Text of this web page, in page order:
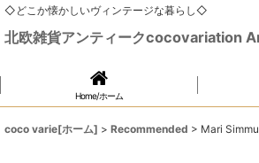
◇どこか懐かしいヴィンテージな暮らし◇
北欧雑貨アンティークcocovariation
Home/ホーム
coco varie[ホーム] > Recommended > Mari